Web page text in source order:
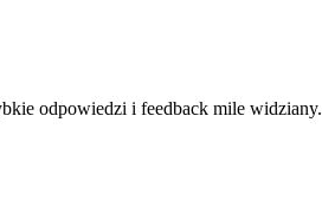
odpowiedzi i feedback mile widziany.